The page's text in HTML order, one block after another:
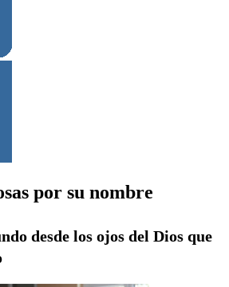
por su nombre
desde los ojos del Dios que